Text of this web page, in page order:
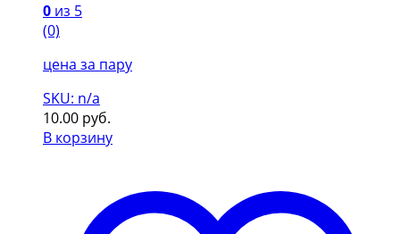
0 из 5
(0)
цена за пару
SKU: n/a
10.00 руб.
В корзину